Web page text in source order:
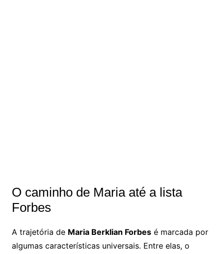
O caminho de Maria até a lista
Forbes
A trajetória de Maria Berklian Forbesé marcada por
algumas características universais. Entre elas, o